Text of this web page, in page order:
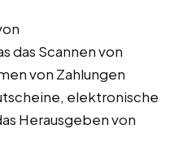
das Scannen von
von Zahlungen
elektronische
Herausgeben von